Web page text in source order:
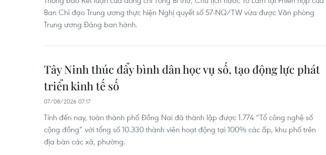
Ban Chỉ đạo Trung ương thực hiện Nghị quyết số 57-NQ/TW vừa được Văn phòng
Trung ương Đảng ban hành.
Tây Ninh thúc đẩy bình dân học vụ số, tạo động lực phát
triển kinh tế số
07/08/2026 07:17
Tính đến nay, toàn thành phố Đồng Nai đã thành lập được 1.774 “Tổ công nghệ số
cộng đồng” với tổng số 10.330 thành viên hoạt động tại 100% các ấp, khu phố trên
địa bàn các xã, phường.